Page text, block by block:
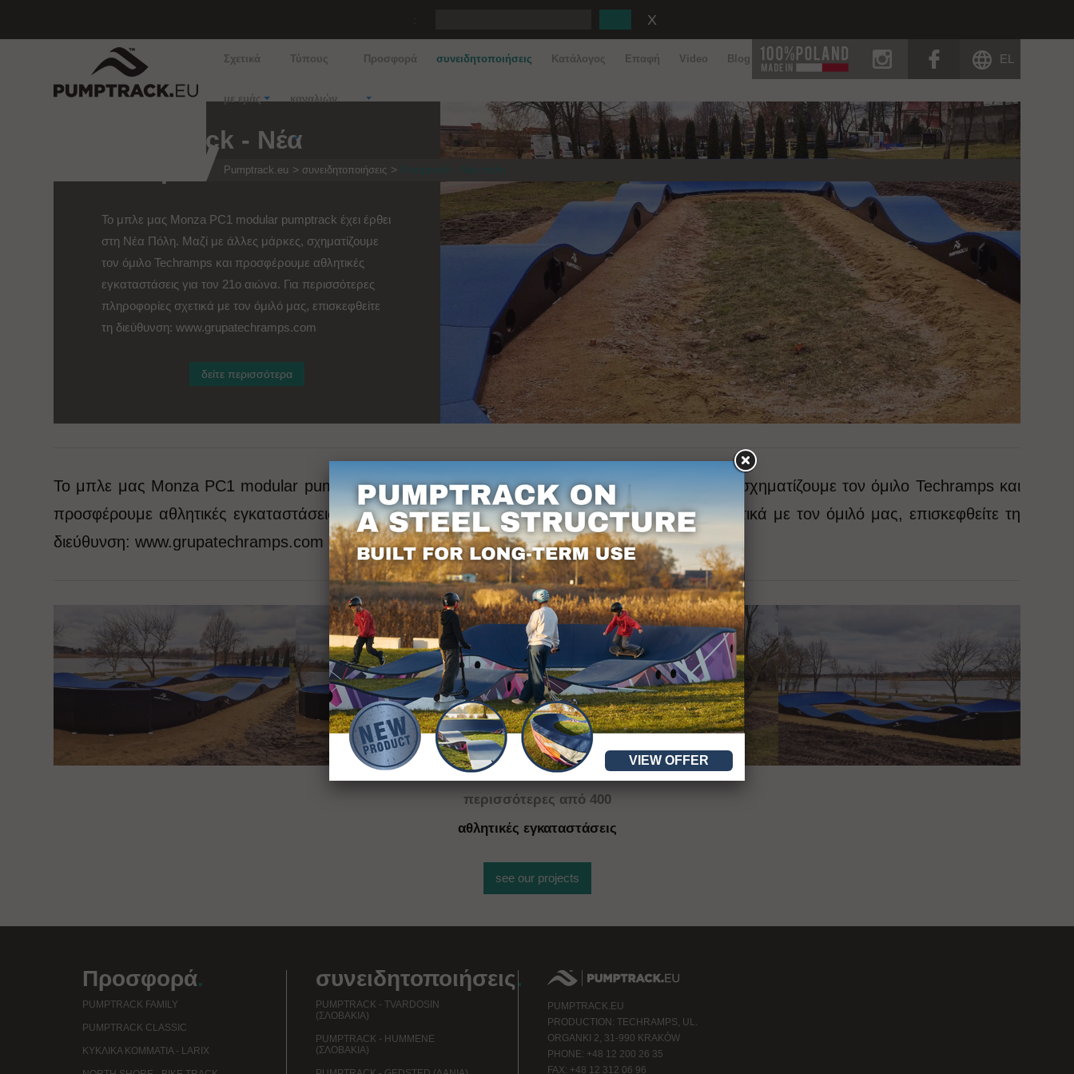
Σχετικά
με εμάς
Τύπους
καναλιών
Προσφορά συνειδητοποιήσεις Κατάλογος Eπαφή Video Blog
instagram
EL
Pumptrack.eu συνειδητοποιήσεις Pumptrack - Νέα πόλη
Pumptrack - Νέα
Το μπλε μας Monza PC1 modular pumptrack έχει έρθει
στη Νέα Πόλη. Μαζί με άλλες μάρκες, σχηματίζουμε
τον όμιλο Techramps και προσφέρουμε αθλητικές
εγκαταστάσεις για τον 21ο αιώνα. Για περισσότερες
πληροφορίες σχετικά με τον όμιλό μας, επισκεφθείτε
τη διεύθυνση: www.grupatechramps.com
δείτε περισσότερα
Το μπλε μας Monza PC1 modular pumptrack έχει έρθει στη Νέα Πόλη. Μαζί με άλλες μάρκες, σχηματίζουμε τον όμιλο Techramps και
προσφέρουμε αθλητικές εγκαταστάσεις για τον 21ο αιώνα. Για περισσότερες πληροφορίες σχετικά με τον όμιλό μας, επισκεφθείτε τη
διεύθυνση: www.grupatechramps.com
περισσότερες από 400
αθλητικές εγκαταστάσεις
see our projects
Προσφορά.
PUMPTRACK FAMILY
PUMPTRACK CLASSIC
ΚΥΚΛΙΚΆ ΚΟΜΜΆΤΙΑ - LARIX
συνειδητοποιήσεις.
PUMPTRACK - TVARDOSIN
(ΣΛΟΒΑΚΊΑ)
PUMPTRACK - HUMMENE
(ΣΛΟΒΑΚΊΑ)
PUMPTRACK.EU
PRODUCTION: TECHRAMPS, UL.
ORGANKI 2, 31-990 KRAKÓW
PHONE: +48 12 200 26 35
FAX: +48 12 312 06 96
VIEW OFFER